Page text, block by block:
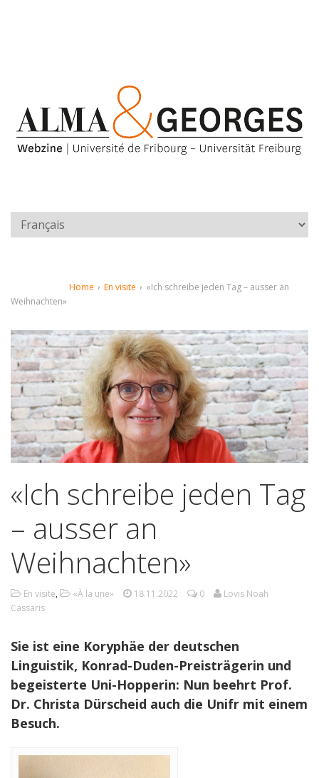
Home › En visite › «Ich schreibe jeden Tag – ausser an
Weihnachten»
«Ich schreibe jeden Tag
– ausser an
Weihnachten»
En visite, «À la une» 18.11.2022 0
Lovis Noah
Cassaris
Sie ist eine Koryphäe der deutschen
Linguistik, Konrad-Duden-Preisträgerin und
begeisterte Uni-Hopperin: Nun beehrt Prof.
Dr. Christa Dürscheid auch die Unifr mit einem
Besuch.